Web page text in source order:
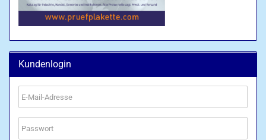
Kundenlogin
E-
Mail-
Adresse
Passwort